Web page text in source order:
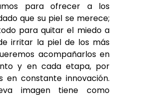
para ofrecer a los
que su piel se merece;
para quitar el miedo a
irritar la piel de los más
acompañarlos en
y en cada etapa, por
en constante innovación.
imagen tiene como